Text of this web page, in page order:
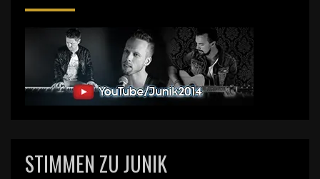
STIMMEN ZU JUNIK